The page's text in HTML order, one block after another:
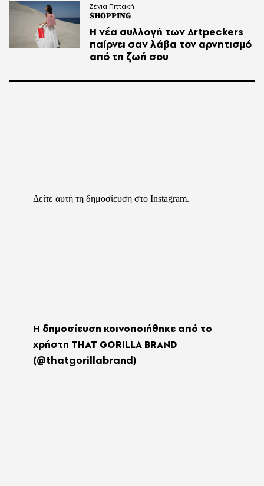
SHOPPING
Η νέα συλλογή των Artpeckers
παίρνει σαν λάβα τον αρνητισμό
από τη ζωή σου
Ζένια Πιττακή
Δείτε αυτή τη δημοσίευση στο Instagram.
Η δημοσίευση κοινοποιήθηκε από το
χρήστη THAT GORILLA BRAND
(@thatgorillabrand)